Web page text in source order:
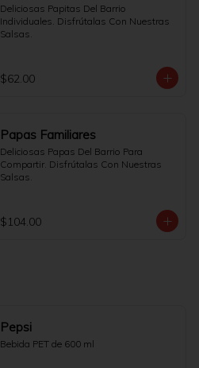
Deliciosas Papitas Del Barrio
Individuales. Disfrútalas Con Nuestras
Salsas.
$62.00
Papas Familiares
Deliciosas Papas Del Barrio Para
Compartir. Disfrútalas Con Nuestras
Salsas.
$104.00
Pepsi
Bebida PET de 600 ml